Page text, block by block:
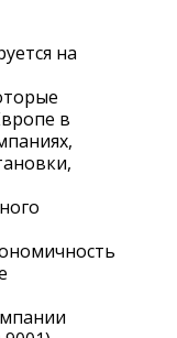
на
в